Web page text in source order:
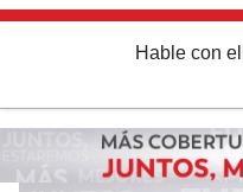
Hable con el